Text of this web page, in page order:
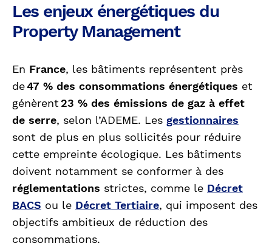
Les enjeux énergétiques du
Property Management
En France, les bâtiments représentent près
de47 % des consommations énergétiques et
génèrent23 % des émissions de gaz à effet
de serre, selon l’ADEME. Les gestionnaires
sont de plus en plus sollicités pour réduire
cette empreinte écologique. Les bâtiments
doivent notamment se conformer à des
réglementations strictes, comme le Décret
BACS ou le Décret Tertiaire, qui imposent des
objectifs ambitieux de réduction des
consommations.